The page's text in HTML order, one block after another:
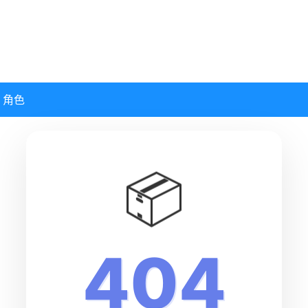
角色
📦
404